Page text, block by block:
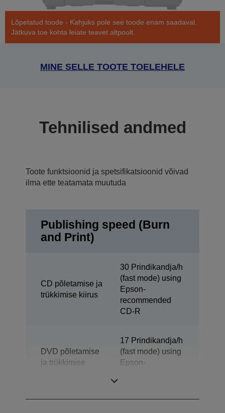
Lõpetatud toode - Kahjuks pole see toode enam saadaval.
Jätkuva toe kohta leiate teavet altpoolt.
MINE SELLE TOOTE TOELEHELE
Tehnilised andmed
Toote funktsioonid ja spetsifikatsioonid võivad
ilma ette teatamata muutuda
Publishing speed (Burn
and Print)
CD põletamise ja
trükkimise kiirus
30 Prindikandja/h
(fast mode) using
Epson-
recommended
CD-R
DVD põletamise
ja trükkimise
17 Prindikandja/h
(fast mode) using
Epson-